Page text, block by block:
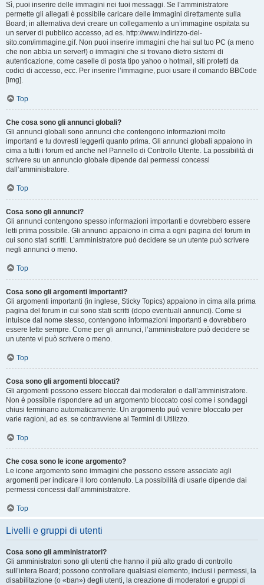
Sì, puoi inserire delle immagini nei tuoi messaggi. Se l’amministratore
permette gli allegati è possibile caricare delle immagini direttamente sulla
Board; in alternativa devi creare un collegamento a un’immagine ospitata su
un server di pubblico accesso, ad es. http://www.indirizzo-del-
sito.com/immagine.gif. Non puoi inserire immagini che hai sul tuo PC (a meno
che non abbia un server!) o immagini che si trovano dietro sistemi di
autenticazione, come caselle di posta tipo yahoo o hotmail, siti protetti da
codici di accesso, ecc. Per inserire l’immagine, puoi usare il comando BBCode
[img].
Top
Che cosa sono gli annunci globali?
Gli annunci globali sono annunci che contengono informazioni molto
importanti e tu dovresti leggerli quanto prima. Gli annunci globali appaiono in
cima a tutti i forum ed anche nel Pannello di Controllo Utente. La possibilità di
scrivere su un annuncio globale dipende dai permessi concessi
dall’amministratore.
Top
Cosa sono gli annunci?
Gli annunci contengono spesso informazioni importanti e dovrebbero essere
letti prima possibile. Gli annunci appaiono in cima a ogni pagina del forum in
cui sono stati scritti. L’amministratore può decidere se un utente può scrivere
negli annunci o meno.
Top
Cosa sono gli argomenti importanti?
Gli argomenti importanti (in inglese, Sticky Topics) appaiono in cima alla prima
pagina del forum in cui sono stati scritti (dopo eventuali annunci). Come si
intuisce dal nome stesso, contengono informazioni importanti e dovrebbero
essere lette sempre. Come per gli annunci, l’amministratore può decidere se
un utente vi può scrivere o meno.
Top
Cosa sono gli argomenti bloccati?
Gli argomenti possono essere bloccati dai moderatori o dall’amministratore.
Non è possibile rispondere ad un argomento bloccato così come i sondaggi
chiusi terminano automaticamente. Un argomento può venire bloccato per
varie ragioni, ad es. se contravviene ai Termini di Utilizzo.
Top
Che cosa sono le icone argomento?
Le icone argomento sono immagini che possono essere associate agli
argomenti per indicare il loro contenuto. La possibilità di usarle dipende dai
permessi concessi dall’amministratore.
Top
Livelli e gruppi di utenti
Cosa sono gli amministratori?
Gli amministratori sono gli utenti che hanno il più alto grado di controllo
sull’intera Board; possono controllare qualsiasi elemento, inclusi i permessi, la
disabilitazione (o «ban») degli utenti, la creazione di moderatori e gruppi di